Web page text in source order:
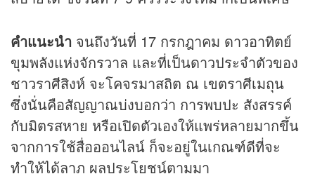
คำแนะนำ จนถึงวันที่ 17 กรกฎาคม ดาวอาทิตย์
ขุมพลังแห่งจักรวาล และที่เป็นดาวประจำตัวของ
ชาวราศีสิงห์ จะโคจรมาสถิต ณ เขตราศีเมถุน
ซึ่งนั่นคือสัญญาณบ่งบอกว่า การพบปะ สังสรรค์
กับมิตรสหาย หรือเปิดตัวเองให้แพร่หลายมากขึ้น
จากการใช้สื่อออนไลน์ ก็จะอยู่ในเกณฑ์ดีที่จะ
ทำให้ได้ลาภ ผลประโยชน์ตามมา